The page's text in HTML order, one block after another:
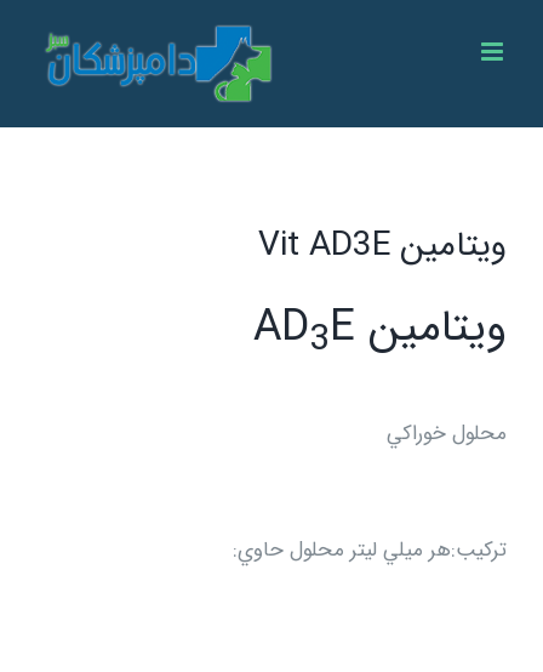
ویتامین Vit AD3E
ويتامين AD 3E
محلول خوراكي
تركيب:هر ميلي ليتر محلول حاوي: